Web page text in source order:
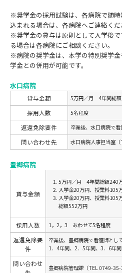
※奨学金の採用試験は、各病院で随
込まれる場合は、各病院へご連絡くだ
※奨学金の貸与は原則として入学後
る場合は各病院にご相談ください。
※病院の奨学金は、本学の特別奨学
学金との併用が可能です。
水口病院
貸与金額 5万円／月 4年間総
採用人数 5名程度
返還免除要件 卒業後、水口病院で
問い合わせ先 水口病院人事担当室
豊郷病院
貸与金額
5万円／月 4年間総額240
入学金20万円、授業料
入学金20万円、授業料
総額552万円
採用人数 1，2，3 あわせて5名程度
返還免除要
件
卒業後、豊郷病院で看護師とし
1．4年間、2．5年間、3．6年間
問い合わせ
豊郷病院管理課（TEL 0749-35-